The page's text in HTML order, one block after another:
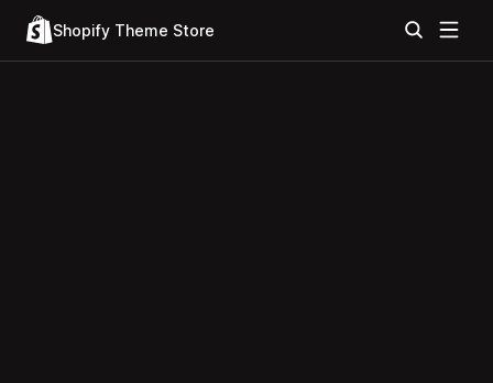
Shopify Theme Store